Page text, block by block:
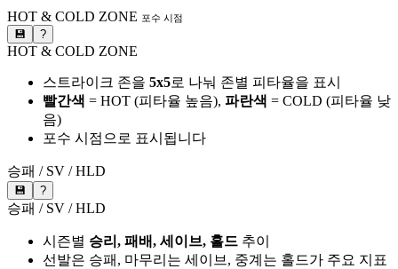
HOT & COLD ZONE 포수 시점
💾 ?
HOT & COLD ZONE
스트라이크 존을 5x5로 나눠 존별 피타율을 표시
빨간색 = HOT (피타율 높음), 파란색 = COLD (피타율 낮
음)
포수 시점으로 표시됩니다
승패 / SV / HLD
💾 ?
승패 / SV / HLD
시즌별 승리, 패배, 세이브, 홀드 추이
선발은 승패, 마무리는 세이브, 중계는 홀드가 주요 지표